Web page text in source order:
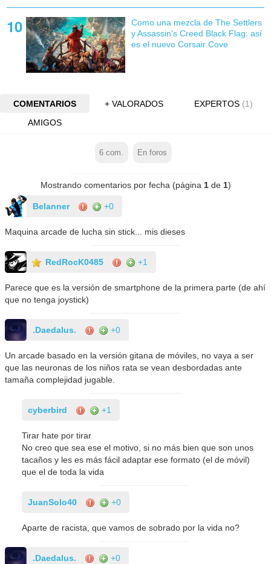
Como una mezcla de The Settlers
y Assassin's Creed Black Flag: así
es el nuevo Corsair Cove
COMENTARIOS + VALORADOS EXPERTOS (1)
AMIGOS
6 com. En foros
Mostrando comentarios por fecha (página 1de 1)
Belanner +0
Maquina arcade de lucha sin stick... mis dieses
RedRocK0485 +1
Parece que es la versión de smartphone de la primera parte (de ahí
que no tenga joystick)
.Daedalus. +0
Un arcade basado en la versión gitana de móviles, no vaya a ser
que las neuronas de los niños rata se vean desbordadas ante
tamaña complejidad jugable.
cyberbird +1
Tirar hate por tirar
No creo que sea ese el motivo, si no más bien que son unos
tacaños y les es más fácil adaptar ese formato (el de móvil)
que el de toda la vida
JuanSolo40 +0
Aparte de racista, que vamos de sobrado por la vida no?
.Daedalus. +0